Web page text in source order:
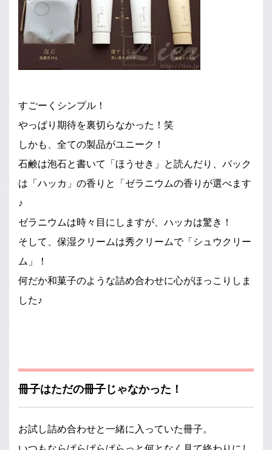
すごーくシンプル！
やっぱり期待を裏切らなかった！笑
しかも、全ての製品がユニーク！
石鹸は泡石と書いて「ほうせき」と読んだり、パック
は「ハッカ」の香りと「ゼラニウムの香りが選べます
♪
ゼラニウムは時々目にしますが、ハッカは驚き！
そして、保湿クリームは秀クリームで「シュウクリー
ム」！
何だか和菓子のような詰め合わせに心がほっこりしま
した♪
冊子はただの冊子じゃなかった！
お試し詰め合わせと一緒に入っていた冊子。